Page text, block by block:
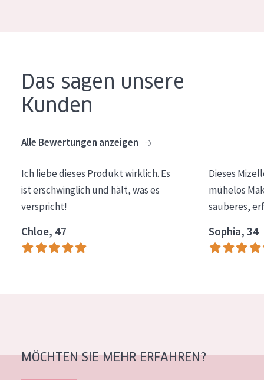
Das sagen unsere
Kunden
Alle Bewertungen anzeigen
Ich liebe dieses Produkt wirklich. Es
ist erschwinglich und hält, was es
verspricht!
Chloe, 47
Dieses
mühelos
sauberes,
Sophia, 34
MÖCHTEN SIE MEHR ERFAHREN?